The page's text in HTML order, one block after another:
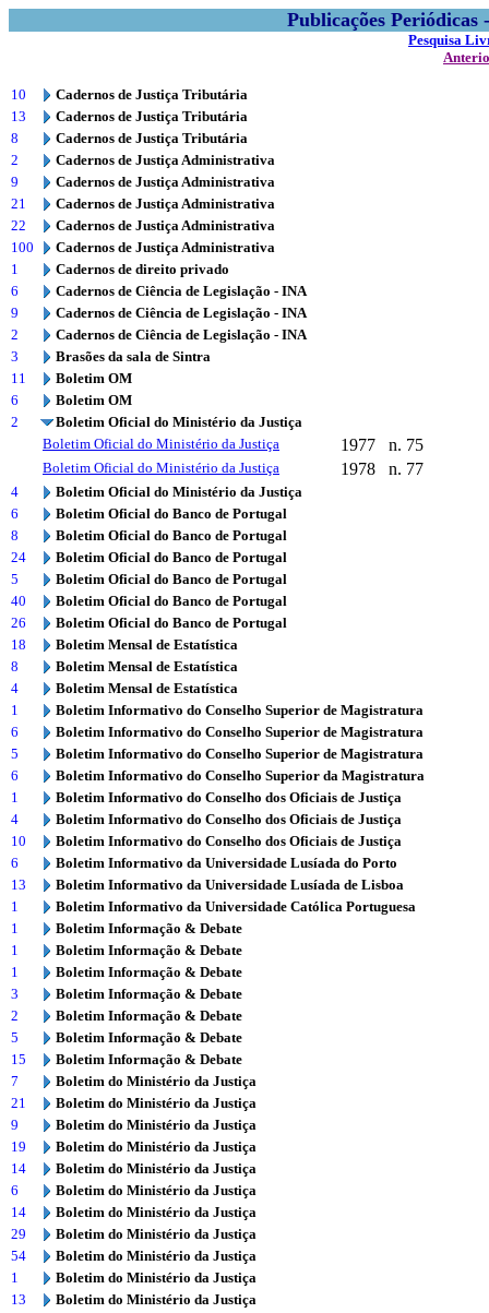
Publicações
Pesquisa
10
Cadernos de Justiça Tributária
13
Cadernos de Justiça Tributária
8
Cadernos de Justiça Tributária
2
Cadernos de Justiça Administrativa
9
Cadernos de Justiça Administrativa
21
Cadernos de Justiça Administrativa
22
Cadernos de Justiça Administrativa
100
Cadernos de Justiça Administrativa
1
Cadernos de direito privado
6
Cadernos de Ciência de Legislação - INA
9
Cadernos de Ciência de Legislação - INA
2
Cadernos de Ciência de Legislação - INA
3
Brasões da sala de Sintra
11
Boletim OM
6
Boletim OM
2
Boletim Oficial do Ministério da Justiça
Boletim Oficial do Ministério da Justiça
1977 n. 75
Boletim Oficial do Ministério da Justiça 1978 n. 77
4
Boletim Oficial do Ministério da Justiça
6
Boletim Oficial do Banco de Portugal
8
Boletim Oficial do Banco de Portugal
24
Boletim Oficial do Banco de Portugal
5
Boletim Oficial do Banco de Portugal
40
Boletim Oficial do Banco de Portugal
26
Boletim Oficial do Banco de Portugal
18
Boletim Mensal de Estatística
8
Boletim Mensal de Estatística
4
Boletim Mensal de Estatística
1
Boletim Informativo do Conselho Superior de Magistratura
6
Boletim Informativo do Conselho Superior de Magistratura
5
Boletim Informativo do Conselho Superior de Magistratura
6
Boletim Informativo do Conselho Superior da Magistratura
1
Boletim Informativo do Conselho dos Oficiais de Justiça
4
Boletim Informativo do Conselho dos Oficiais de Justiça
10
Boletim Informativo do Conselho dos Oficiais de Justiça
6
Boletim Informativo da Universidade Lusíada do Porto
13
Boletim Informativo da Universidade Lusíada de Lisboa
1
Boletim Informativo da Universidade Católica Portuguesa
1
Boletim Informação & Debate
1
Boletim Informação & Debate
1
Boletim Informação & Debate
3
Boletim Informação & Debate
2
Boletim Informação & Debate
5
Boletim Informação & Debate
15
Boletim Informação & Debate
7
Boletim do Ministério da Justiça
21
Boletim do Ministério da Justiça
9
Boletim do Ministério da Justiça
19
Boletim do Ministério da Justiça
14
Boletim do Ministério da Justiça
6
Boletim do Ministério da Justiça
14
Boletim do Ministério da Justiça
29
Boletim do Ministério da Justiça
54
Boletim do Ministério da Justiça
1
Boletim do Ministério da Justiça
13
Boletim do Ministério da Justiça